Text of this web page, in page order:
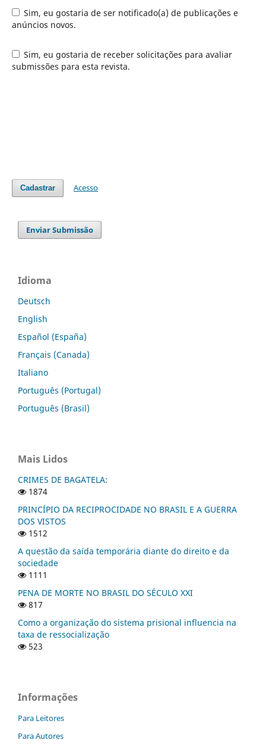
Sim, eu gostaria de ser notificado(a) de publicações e
anúncios novos.
Sim, eu gostaria de receber solicitações para avaliar
submissões para esta revista.
Cadastrar Acesso
Enviar Submissão
Idioma
Deutsch
English
Español (España)
Français (Canada)
Italiano
Português (Portugal)
Português (Brasil)
Mais Lidos
CRIMES DE BAGATELA:
1874
PRINCÍPIO DA RECIPROCIDADE NO BRASIL E A GUERRA
DOS VISTOS
1512
A questão da saída temporária diante do direito e da
sociedade
1111
PENA DE MORTE NO BRASIL DO SÉCULO XXI
817
Como a organização do sistema prisional influencia na
taxa de ressocialização
523
Informações
Para Leitores
Para Autores